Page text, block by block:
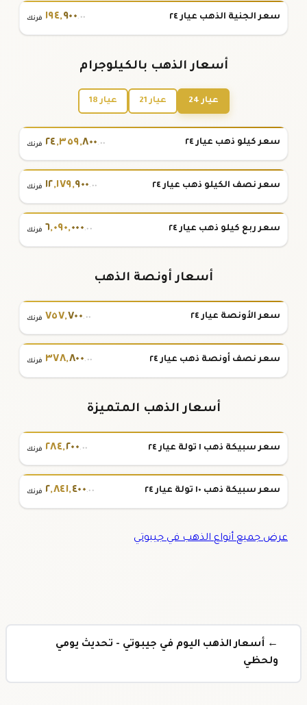
سعر الجنية الذهب عيار ٢٤ ١٩٤,٩٠٠.٠٠ فرنك
أسعار الذهب بالكيلوجرام
عيار 24 عيار 21 عيار 18
سعر كيلو ذهب عيار ٢٤ ٢٤,٣٥٩,٨٠٠.٠٠ فرنك
سعر نصف الكيلو ذهب عيار ٢٤ ١٢,١٧٩,٩٠٠.٠٠ فرنك
سعر ربع كيلو ذهب عيار ٢٤ ٦,٠٩٠,٠٠٠.٠٠ فرنك
أسعار أونصة الذهب
سعر الأونصة عيار ٢٤ ٧٥٧,٧٠٠.٠٠ فرنك
سعر نصف أونصة ذهب عيار ٢٤ ٣٧٨,٨٠٠.٠٠ فرنك
أسعار الذهب المتميزة
سعر سبيكة ذهب ١ تولة عيار ٢٤ ٢٨٤,٢٠٠.٠٠ فرنك
سعر سبيكة ذهب ١٠ تولة عيار ٢٤ ٢,٨٤١,٤٠٠.٠٠ فرنك
عرض جميع أنواع الذهب في جيبوتي
← أسعار الذهب اليوم في جيبوتي - تحديث يومي
ولحظي